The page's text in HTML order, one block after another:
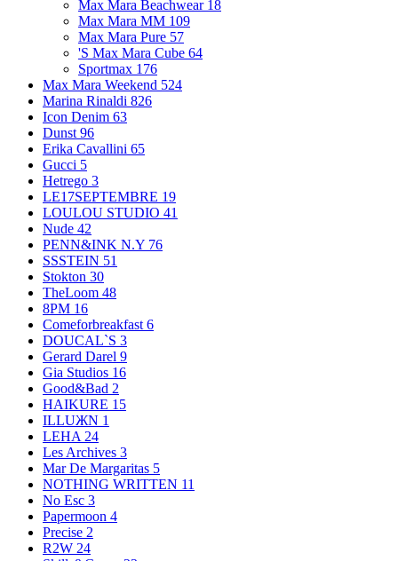
Max Mara Beachwear 18
Max Mara MM 109
Max Mara Pure 57
'S Max Mara Cube 64
Sportmax 176
Max Mara Weekend 524
Marina Rinaldi 826
Icon Denim 63
Dunst 96
Erika Cavallini 65
Gucci 5
Hetrego 3
LE17SEPTEMBRE 19
LOULOU STUDIO 41
Nude 42
PENN&INK N.Y 76
SSSTEIN 51
Stokton 30
TheLoom 48
8PM 16
Comeforbreakfast 6
DOUCAL`S 3
Gerard Darel 9
Gia Studios 16
Good&Bad 2
HAIKURE 15
ILLUЖN 1
LEHA 24
Les Archives 3
Mar De Margaritas 5
NOTHING WRITTEN 11
No Esc 3
Papermoon 4
Precise 2
R2W 24